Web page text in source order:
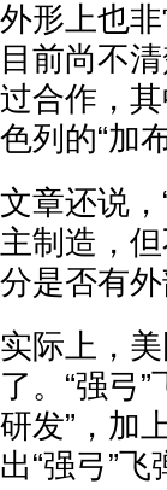
外形上也
目前尚不
过合作，
色列的“加
文章还说，
主制造，
分是否有外
实际上，
了。“强弓
研发”，加
出“强弓”飞